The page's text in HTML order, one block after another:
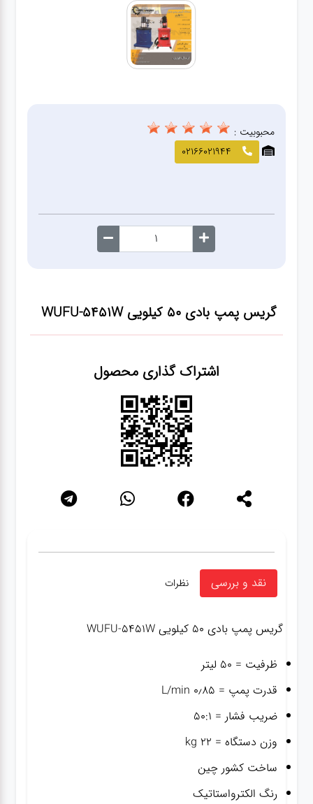
لوازم
معاینه
گریس پمپ بادی ۵۰ کیلویی WUFU-5451W
اشتراک گذاری محصول
محبوبیت :
02166021944
نقد و بررسی نظرات
گریس پمپ بادی ۵۰ کیلویی WUFU-5451W
ظرفیت = ۵۰ لیتر
قدرت پمپ = ۰٫۸۵ L/min
ضریب فشار = ۵۰:۱
وزن دستگاه = ۲۲ kg
ساخت کشور چین
رنگ الکترواستاتیک